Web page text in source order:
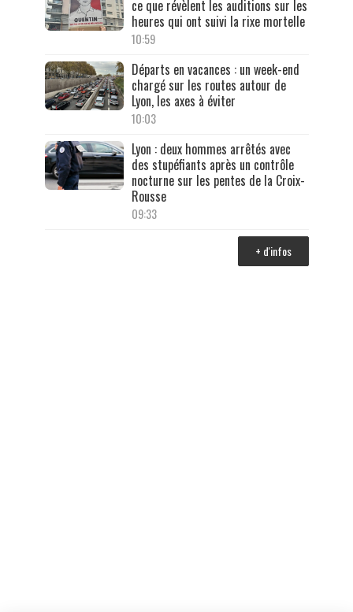
ce que révèlent les auditions sur les
heures qui ont suivi la rixe mortelle
10:59
Départs en vacances : un week-end
chargé sur les routes autour de
Lyon, les axes à éviter
10:03
Lyon : deux hommes arrêtés avec
des stupéfiants après un contrôle
nocturne sur les pentes de la Croix-
Rousse
09:33
+ d'infos